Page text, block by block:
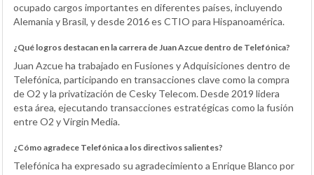
ocupado cargos importantes en diferentes países, incluyendo
Alemania y Brasil, y desde 2016 es CTIO para Hispanoamérica.
¿Qué logros destacan en la carrera de Juan Azcue dentro de Telefónica?
Juan Azcue ha trabajado en Fusiones y Adquisiciones dentro de
Telefónica, participando en transacciones clave como la compra
de O2 y la privatización de Cesky Telecom. Desde 2019 lidera
esta área, ejecutando transacciones estratégicas como la fusión
entre O2 y Virgin Media.
¿Cómo agradece Telefónica a los directivos salientes?
Telefónica ha expresado su agradecimiento a Enrique Blanco por